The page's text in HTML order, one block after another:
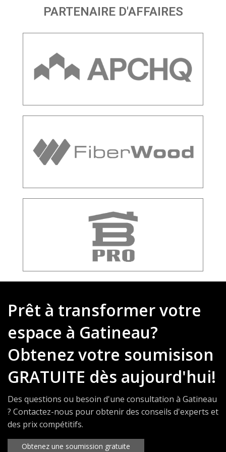
PARTENAIRE D'AFFAIRES
Prêt à transformer votre
espace à Gatineau?
Obtenez votre soumisison
GRATUITE dès aujourd'hui!
Des questions ou besoin d'une consultation à Gatineau
? Contactez-nous pour obtenir des conseils d'experts et
des prix compétitifs.
Obtenez une soumission gratuite